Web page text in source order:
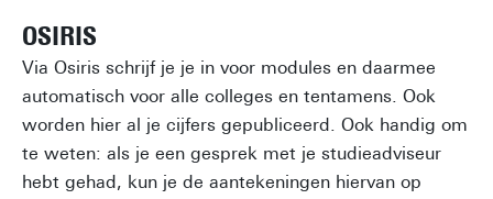
OSIRIS
Via Osiris schrijf je je in voor modules en daarmee
automatisch voor alle colleges en tentamens. Ook
worden hier al je cijfers gepubliceerd. Ook handig om
te weten: als je een gesprek met je studieadviseur
hebt gehad, kun je de aantekeningen hiervan op